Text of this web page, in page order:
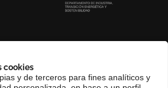
cookies
y de terceros para fines analíticos y
CHANNEL